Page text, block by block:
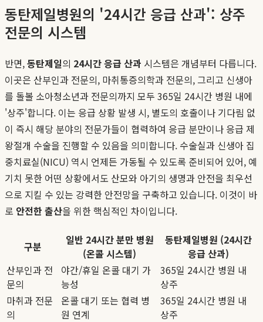
동탄제일병원의 '24시간 응급 산과': 상주
전문의 시스템
반면,동탄제일의 24시간 응급 산과 시스템은 개념부터 다릅니다.
이곳은 산부인과 전문의, 마취통증의학과 전문의, 그리고 신생아
를 돌볼 소아청소년과 전문의까지 모두 365일 24시간 병원 내에
'상주'합니다. 이는 응급 상황 발생 시, 별도의 호출이나 기다림 없
이 즉시 해당 분야의 전문가들이 협력하여 응급 분만이나 응급 제
왕절개 수술을 진행할 수 있음을 의미합니다. 수술실과 신생아 집
중치료실(NICU) 역시 언제든 가동될 수 있도록 준비되어 있어, 예
기치 못한 어떤 상황에서도 산모와 아기의 생명과 안전을 최우선
으로 지킬 수 있는 강력한 안전망을 구축하고 있습니다. 이것이 바
로 안전한 출산을 위한 핵심적인 차이입니다.
구분
일반 24시간 분만 병원
(온콜 시스템)
동탄제일병원 (24시간
응급 산과)
산부인과 전
문의
야간/휴일 온콜 대기 가
능성
365일 24시간 병원 내
상주
마취과 전문
의
온콜 대기 또는 협력 병
원 연계
365일 24시간 병원 내
상주